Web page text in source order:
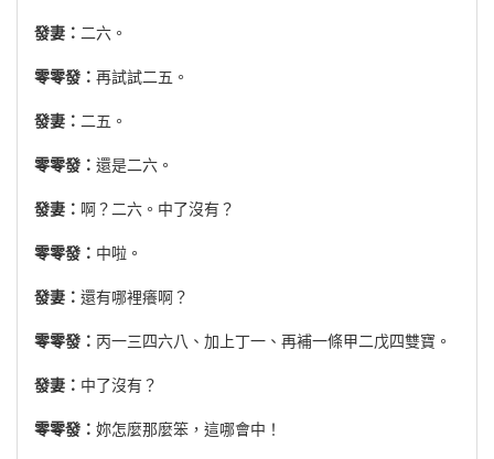
發妻： 二六。
零零發： 再試試二五。
發妻： 二五。
零零發： 還是二六。
發妻： 啊？二六。中了沒有？
零零發： 中啦。
發妻： 還有哪裡癢啊？
零零發： 丙一三四六八、加上丁一、再補一條甲二戊四雙寶。
發妻： 中了沒有？
零零發： 妳怎麼那麼笨，這哪會中！